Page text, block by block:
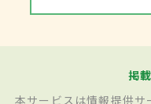
嘔吐、胸の痛み
し、黄疸、膵炎
症状、肝機能
掲
本サービスは情報提供サ